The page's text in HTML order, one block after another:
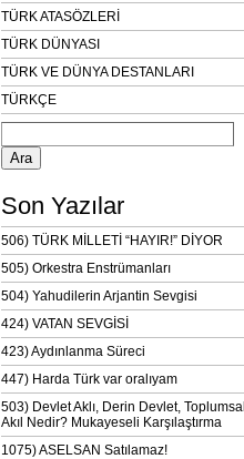
TÜRK ATASÖZLERİ
TÜRK DÜNYASI
TÜRK VE DÜNYA DESTANLARI
TÜRKÇE
Arama:
Son Yazılar
506) TÜRK MİLLETİ “HAYIR!” DİYOR
505) Orkestra Enstrümanları
504) Yahudilerin Arjantin Sevgisi
424) VATAN SEVGİSİ
423) Aydınlanma Süreci
447) Harda Türk var oralıyam
503) Devlet Aklı, Derin Devlet, Toplumsal
Akıl Nedir? Mukayeseli Karşılaştırma
1075) ASELSAN Satılamaz!